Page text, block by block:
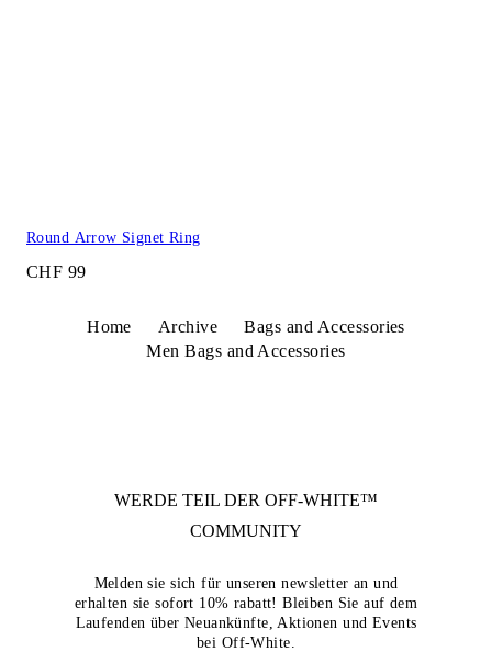
Round Arrow Signet Ring
CHF 99
Home Archive
Bags and Accessories
Men Bags and Accessories
WERDE TEIL DER OFF-WHITE™
COMMUNITY
Melden sie sich für unseren newsletter an und
erhalten sie sofort 10% rabatt! Bleiben Sie auf dem
Laufenden über Neuankünfte, Aktionen und Events
bei Off-White.